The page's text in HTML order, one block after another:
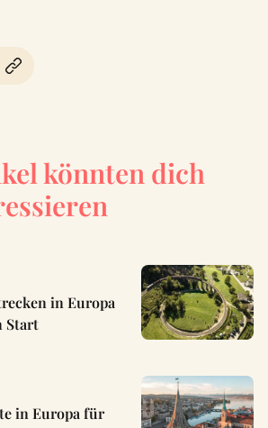
könnten dich
in Europa
Start
in Europa für